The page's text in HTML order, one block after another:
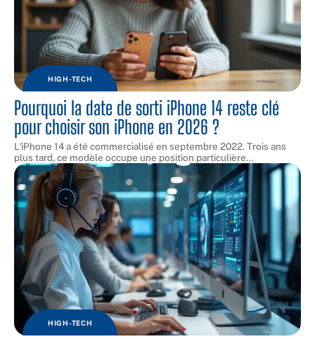
HIGH-TECH
Pourquoi la date de sorti iPhone 14 reste clé
pour choisir son iPhone en 2026 ?
L'iPhone 14 a été commercialisé en septembre 2022. Trois ans
plus tard, ce modèle occupe une position particulière…
HIGH-TECH